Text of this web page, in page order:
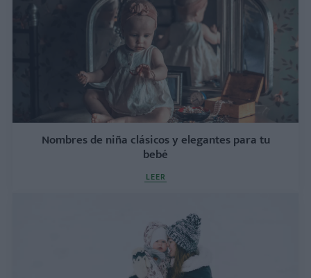
Nombres de niña clásicos y elegantes para tu
bebé
LEER